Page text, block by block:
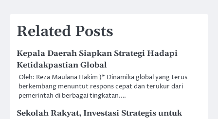
Related Posts
Kepala Daerah Siapkan Strategi Hadapi
Ketidakpastian Global
Oleh: Reza Maulana Hakim )* Dinamika global yang terus
berkembang menuntut respons cepat dan terukur dari
pemerintah di berbagai tingkatan.…
Sekolah Rakyat, Investasi Strategis untuk